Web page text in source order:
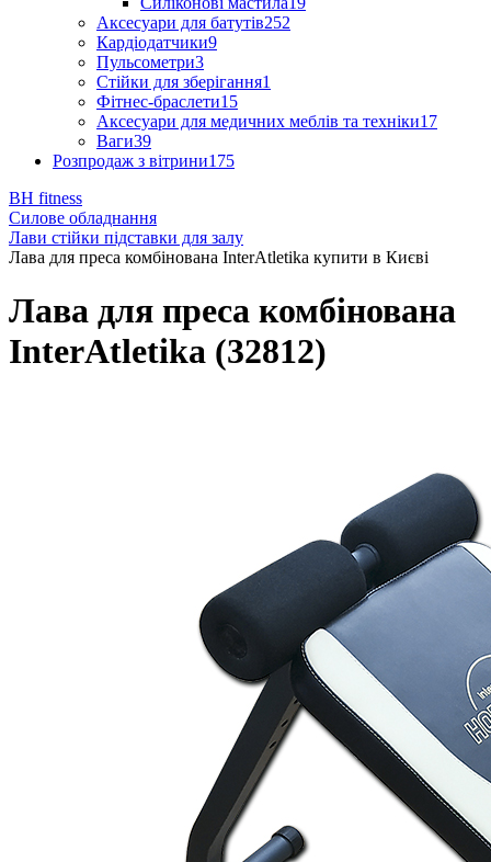
Аксесуари для батутів252
Кардіодатчики9
Пульсометри3
Стійки для зберігання1
Фітнес-браслети15
Аксесуари для медичних меблів та техніки17
Ваги39
Розпродаж з вітрини175
BH fitness
Силове обладнання
Лави стійки підставки для залу
Лава для преса комбінована InterAtletika купити в Києві
Лава для преса комбінована
InterAtletika (32812)